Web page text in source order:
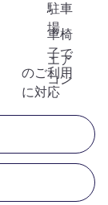
駐車
場
車椅
子で
のご利用
に対応
エア
コン